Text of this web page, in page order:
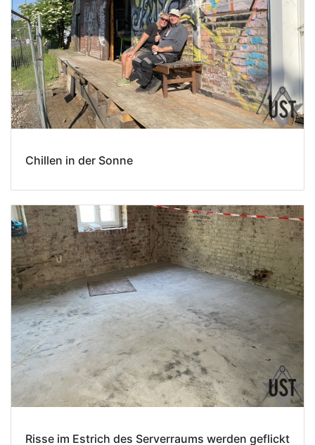
Chillen in der Sonne
Risse im Estrich des Serverraums werden geflickt